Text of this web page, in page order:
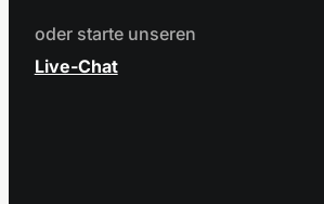
oder starte unseren
Live-Chat